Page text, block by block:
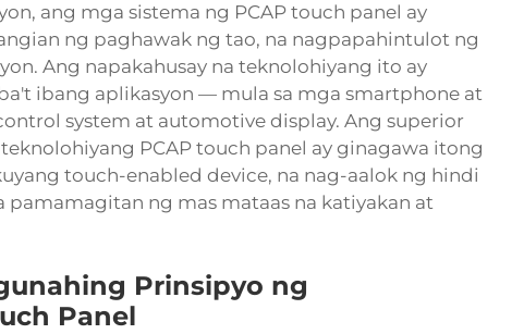
ang mga sistema ng PCAP touch panel ay
ng paghawak ng tao, na nagpapahintulot ng
Ang napakahusay na teknolohiyang ito ay
ibang aplikasyon — mula sa mga smartphone at
system at automotive display. Ang superior
PCAP touch panel ay ginagawa itong
touch-enabled device, na nag-aalok ng hindi
pamamagitan ng mas mataas na katiyakan at
Prinsipyo ng
Panel